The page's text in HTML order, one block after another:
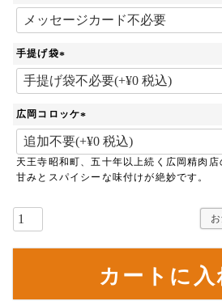
手提げ袋
(
必
)
広岡コロッケ
必
須
)
天王寺昭和町、五十年以上続く広岡精肉店
甘みとスパイシーな味付けが絶妙です。
カートに入